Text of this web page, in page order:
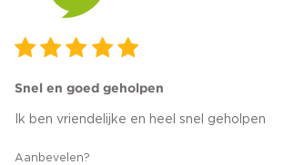
Snel en goed geholpen
Ik ben vriendelijke en heel snel geholpen
Aanbevelen?